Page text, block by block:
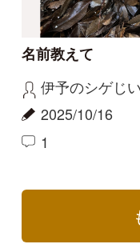
タヌキノベニエフデ
この季節にアミガサタ